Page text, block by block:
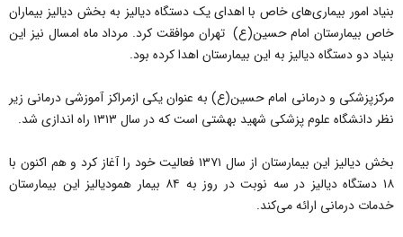
بنیاد امور بیماری‌های خاص با اهدای یک دستگاه دیالیز به بخش دیالیز بیماران
خاص بیمارستان امام حسین(ع) تهران موافقت کرد. مرداد ماه امسال نیز این
بنیاد دو دستگاه دیالیز به این بیمارستان اهدا کرده بود.
مرکزپزشکی و درمانی امام حسین(ع) به عنوان یکی ازمراکز آموزشی درمانی زیر
نظر دانشگاه علوم پزشکی شهید بهشتی است که در سال ۱۳۱۳ راه اندازی شد.
بخش دیالیز این بیمارستان از سال ۱۳۷۱ فعالیت خود را آغاز کرد و هم اکنون با
۱۸ دستگاه دیالیز در سه نوبت در روز به ۸۴ بیمار همودیالیز این بیمارستان
خدمات درمانی ارائه می‌کند.